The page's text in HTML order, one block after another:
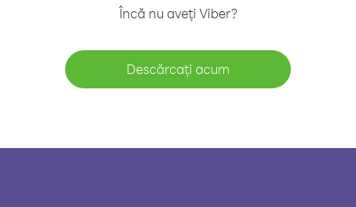
Încă nu aveți Viber?
Descărcați acum